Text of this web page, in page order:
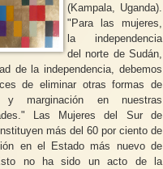
(Kampala, Uganda).
"Para las mujeres,
la independencia
del norte de Sudán,
de la independencia, debemos
de eliminar otras formas de
y marginación en nuestras
del Sur de
más del 60 por ciento de
en el Estado más nuevo de
no ha sido un acto de la